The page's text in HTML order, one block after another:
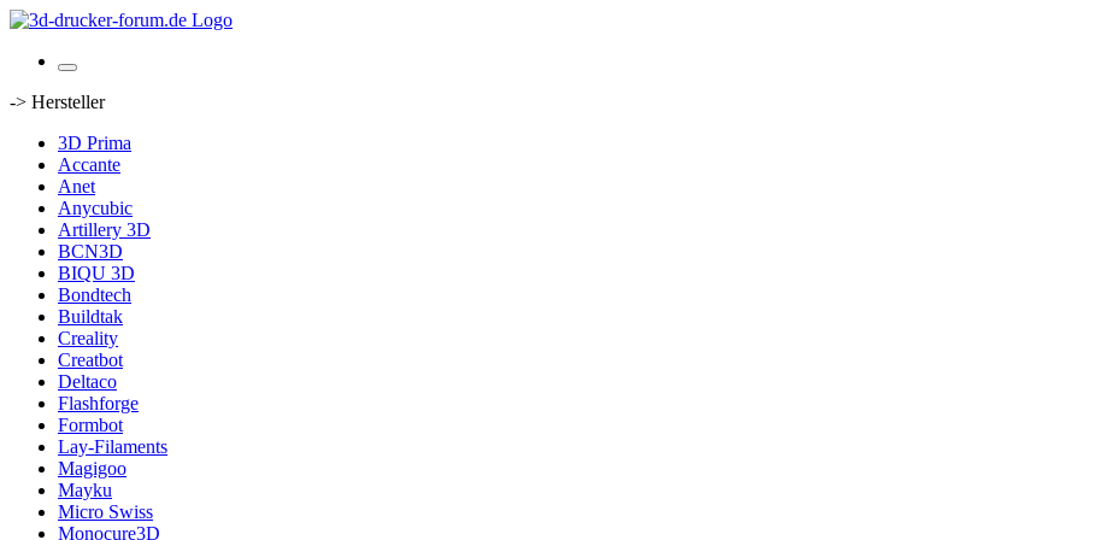
-> Hersteller
3D Prima
Accante
Anet
Anycubic
Artillery 3D
BCN3D
BIQU 3D
Bondtech
Buildtak
Creality
Creatbot
Deltaco
Flashforge
Formbot
Lay-Filaments
Magigoo
Mayku
Micro Swiss
Monocure3D